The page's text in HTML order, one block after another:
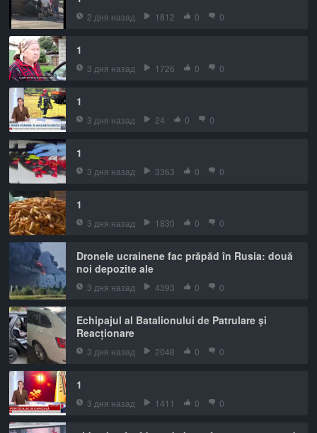
2 дня назад 1812 0 0
1
3 дня назад 1726 0 0
1
3 дня назад 24 0 0
1
3 дня назад 3363 0 0
1
3 дня назад 1830 0 0
Dronele ucrainene fac prăpăd în Rusia: două
noi depozite ale
3 дня назад 4393 0 0
Echipajul al Batalionului de Patrulare și
Reacționare
3 дня назад 2048 0 0
1
3 дня назад 1411 0 0